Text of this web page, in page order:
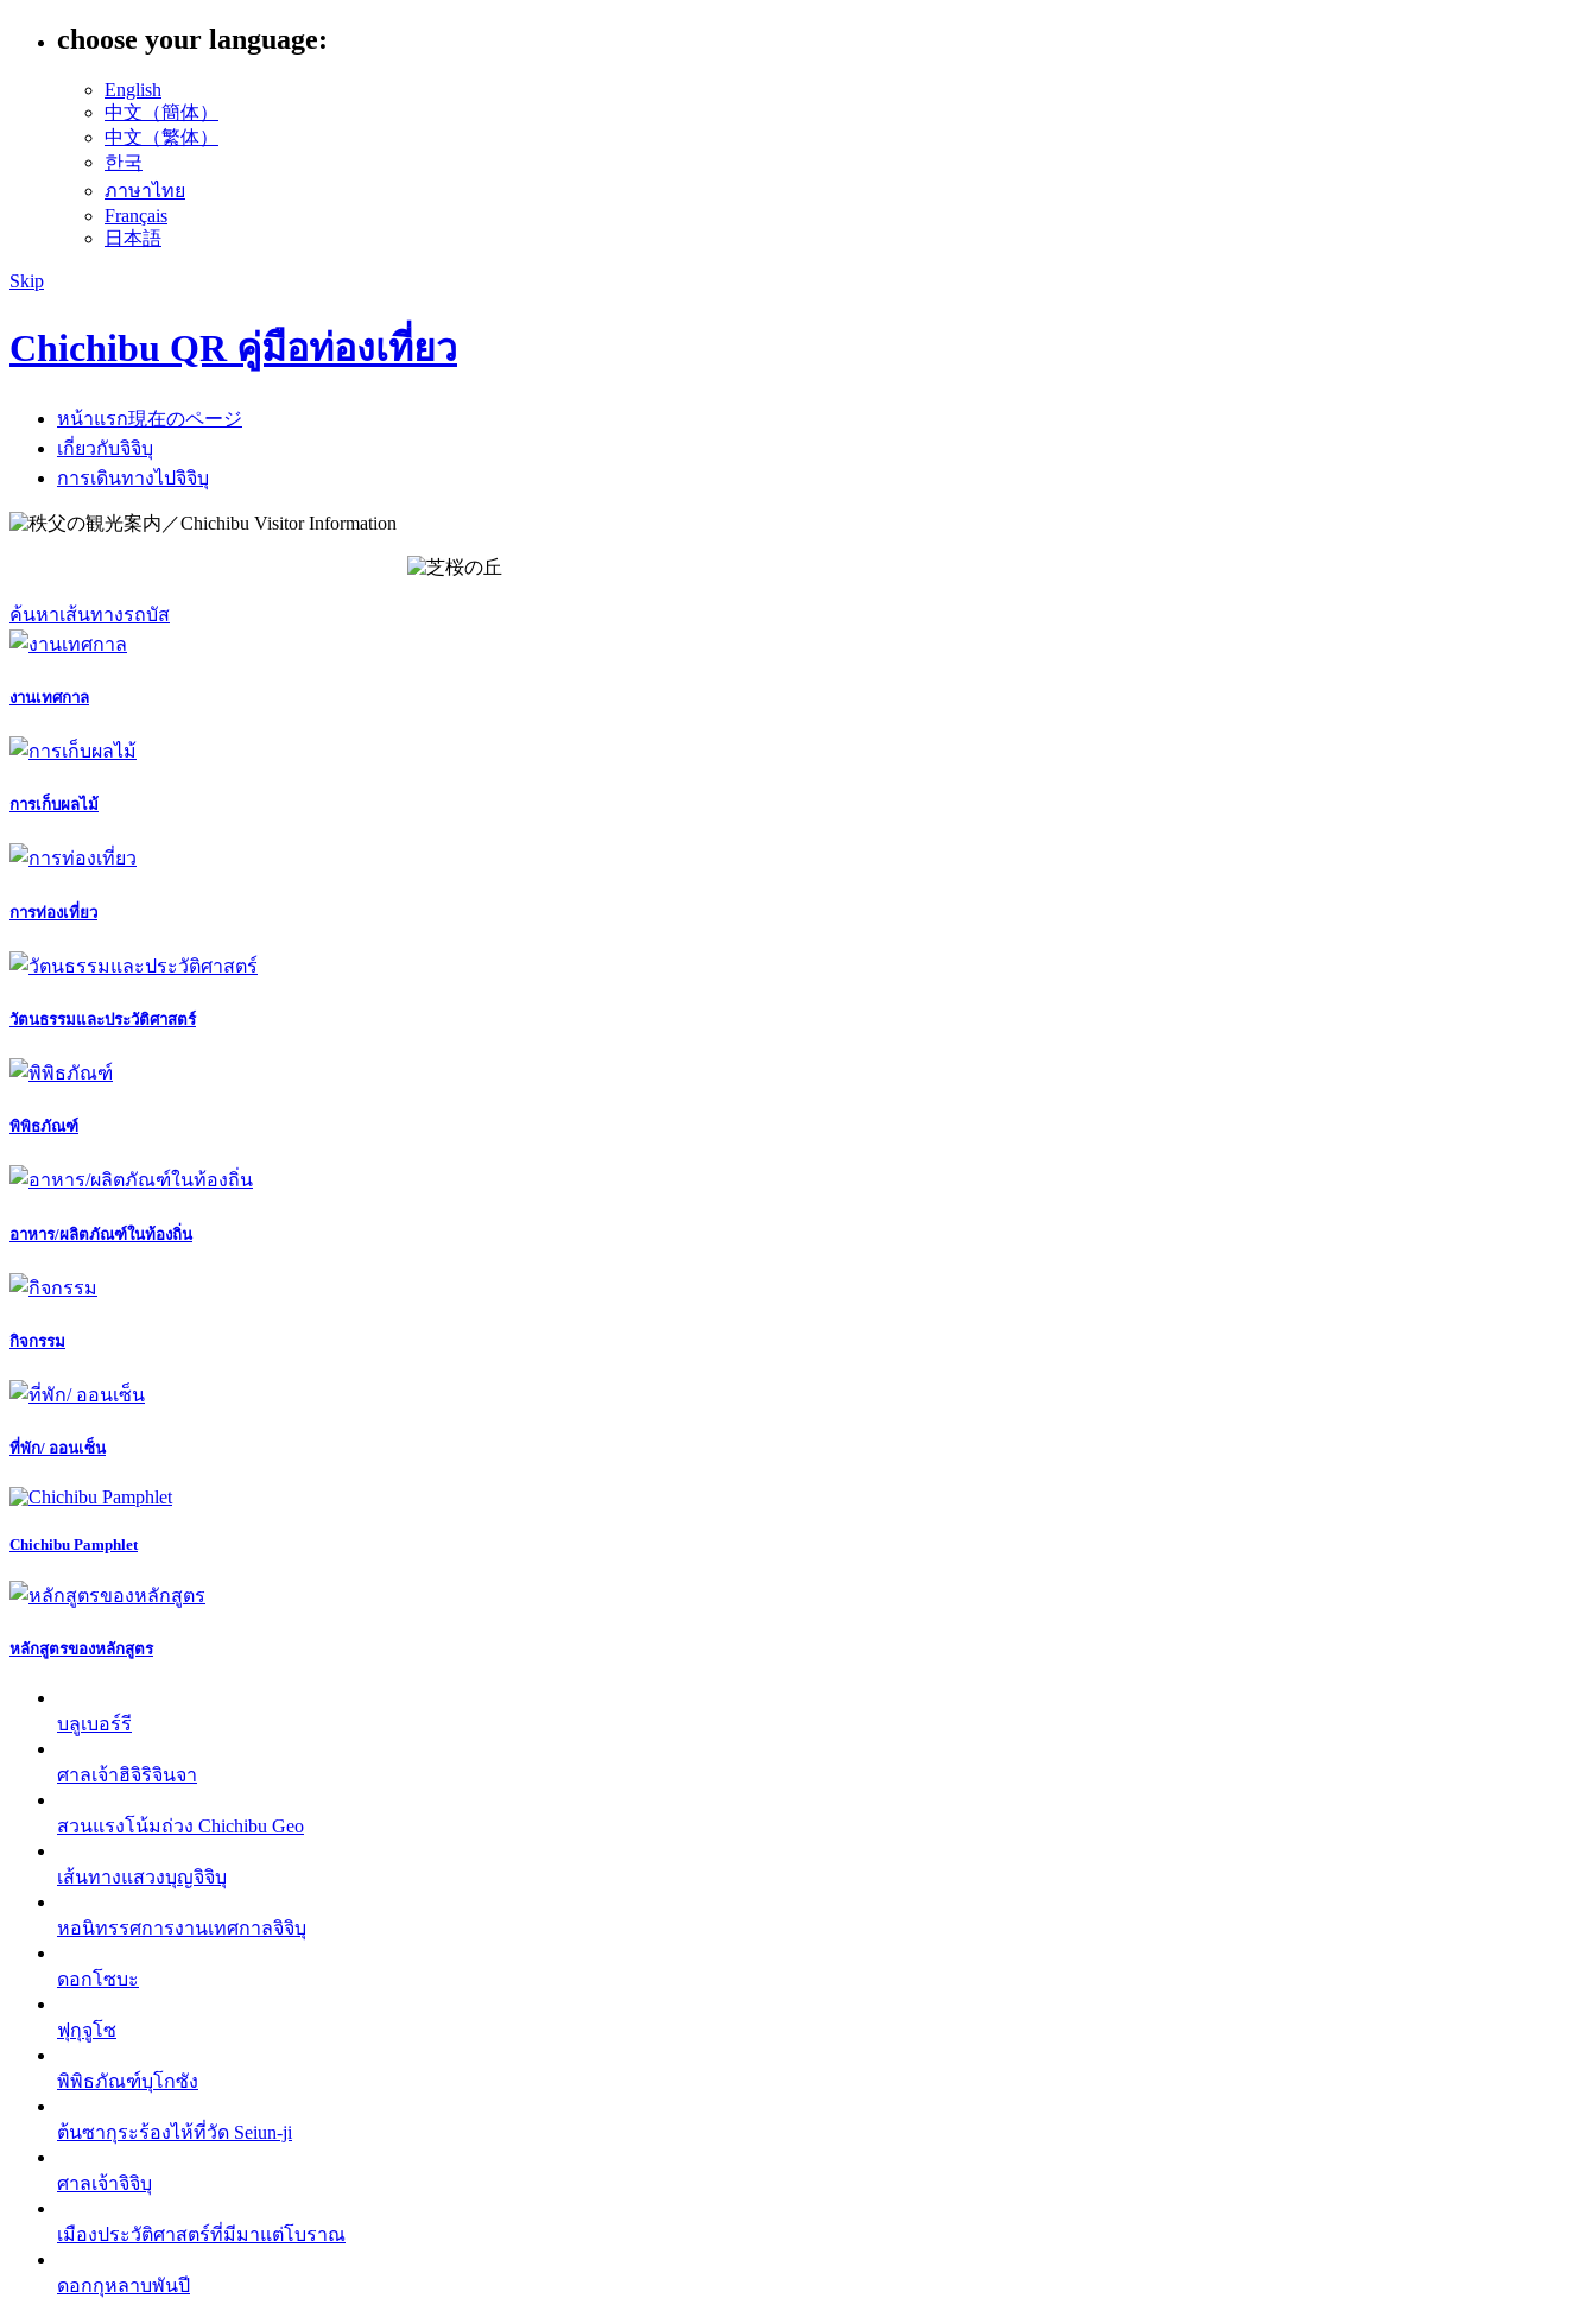
choose your language:
English
中文（簡体）
中文（繁体）
한국
ภาษาไทย
Français
日本語
Skip
Chichibu QR คู่มือท่องเที่ยว
หน้าแรก現在のページ
เกี่ยวกับจิจิบุ
การเดินทางไปจิจิบุ
ค้นหาเส้นทางรถบัส
งานเทศกาล
การเก็บผลไม้
การท่องเที่ยว
วัตนธรรมและประวัติศาสตร์
พิพิธภัณฑ์
อาหาร/ผลิตภัณฑ์ในท้องถิ่น
กิจกรรม
ที่พัก/ ออนเซ็น
Chichibu Pamphlet
หลักสูตรของหลักสูตร
บลูเบอร์รี
ศาลเจ้าฮิจิริจินจา
สวนแรงโน้มถ่วง Chichibu Geo
เส้นทางแสวงบุญจิจิบุ
หอนิทรรศการงานเทศกาลจิจิบุ
ดอกโซบะ
ฟุกุจูโซ
พิพิธภัณฑ์บุโกซัง
ต้นซากุระร้องไห้ที่วัด Seiun-ji
ศาลเจ้าจิจิบุ
เมืองประวัติศาสตร์ที่มีมาแต่โบราณ
ดอกกุหลาบพันปี